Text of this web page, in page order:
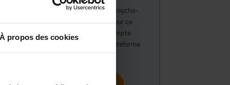
À propos des cookies
Vous travaillez déjà dans le secteur psycho-
médico-social ou avez un intérêt pour ce
secteur et souhaitez obtenir un compte
personnel pour interagir sur notre plateforme